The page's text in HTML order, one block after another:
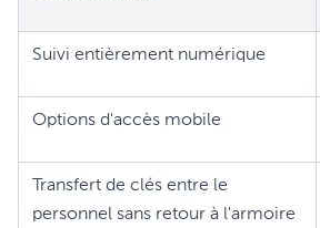
Suivi entièrement numérique
Options d'accès mobile
Transfert de clés entre le
personnel sans retour à l'armoire